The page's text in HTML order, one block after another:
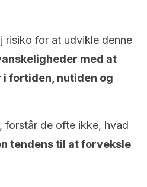
risiko for at udvikle denne
med at
fortiden, nutiden og
forstår de ofte ikke, hvad
tendens til at forveksle